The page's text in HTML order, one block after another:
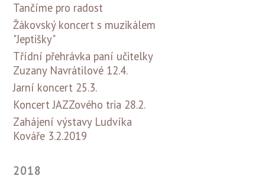
Tančíme pro radost
Žákovský koncert s muzikálem
"Jeptišky"
Třídní přehrávka paní učitelky
Zuzany Navrátilové 12.4.
Jarní koncert 25.3.
Koncert JAZZového tria 28.2.
Zahájení výstavy Ludvíka
Kováře 3.2.2019
2018